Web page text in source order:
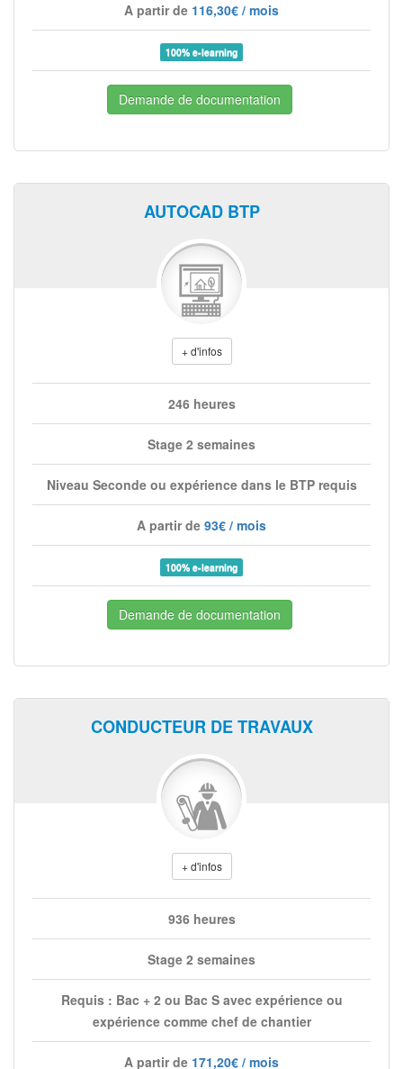
A partir de 116,30€ / mois
100% e-learning
Demande de documentation
AUTOCAD BTP
+ d'infos
246 heures
Stage 2 semaines
Niveau Seconde ou expérience dans le BTP requis
A partir de 93€ / mois
100% e-learning
Demande de documentation
CONDUCTEUR DE TRAVAUX
+ d'infos
936 heures
Stage 2 semaines
Requis : Bac + 2 ou Bac S avec expérience ou
expérience comme chef de chantier
A partir de 171,20€ / mois